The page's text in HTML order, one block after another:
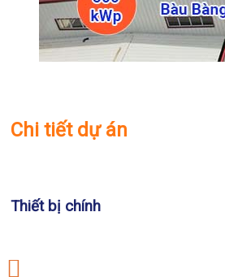
Chi tiết dự án
Thiết bị chính